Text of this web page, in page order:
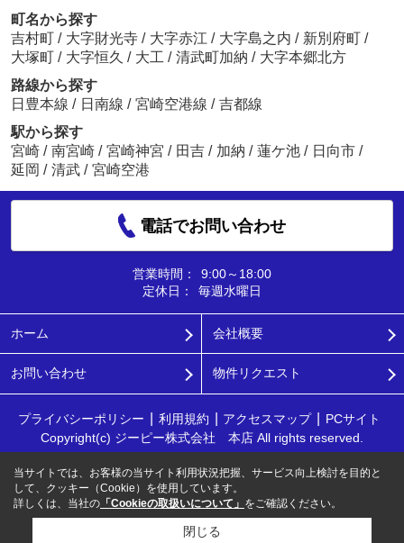
町名から探す
吉村町 / 大字財光寺 / 大字赤江 / 大字島之内 / 新別府町 /
大塚町 / 大字恒久 / 大工 / 清武町加納 / 大字本郷北方
路線から探す
日豊本線 / 日南線 / 宮崎空港線 / 吉都線
駅から探す
宮崎 / 南宮崎 / 宮崎神宮 / 田吉 / 加納 / 蓮ケ池 / 日向市 /
延岡 / 清武 / 宮崎空港
電話でお問い合わせ
営業時間：
9:00～18:00
定休日：
毎週水曜日
ホーム 会社概要
お問い合わせ 物件リクエスト
プライバシーポリシー 利用規約 アクセスマップ
PCサイト
Copyright(c) ジーピー株式会社 本店 All rights reserved.
当サイトでは、お客様の当サイト利用状況把握、サービス向上検討を目的と
して、クッキー（Cookie）を使用しています。
詳しくは、当社の 「Cookieの取扱いについて」 をご確認ください。
閉じる